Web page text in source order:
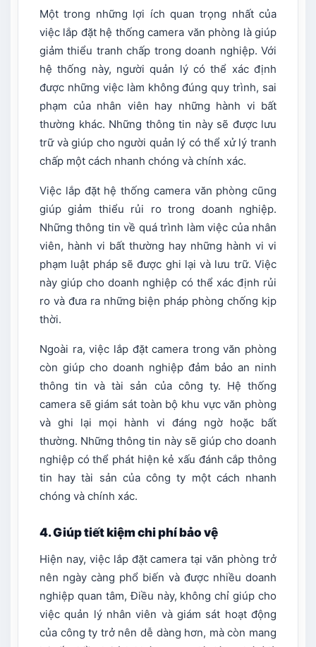
Một trong những lợi ích quan trọng nhất của
việc lắp đặt hệ thống camera văn phòng là giúp
giảm thiểu tranh chấp trong doanh nghiệp. Với
hệ thống này, người quản lý có thể xác định
được những việc làm không đúng quy trình, sai
phạm của nhân viên hay những hành vi bất
thường khác. Những thông tin này sẽ được lưu
trữ và giúp cho người quản lý có thể xử lý tranh
chấp một cách nhanh chóng và chính xác.
Việc lắp đặt hệ thống camera văn phòng cũng
giúp giảm thiểu rủi ro trong doanh nghiệp.
Những thông tin về quá trình làm việc của nhân
viên, hành vi bất thường hay những hành vi vi
phạm luật pháp sẽ được ghi lại và lưu trữ. Việc
này giúp cho doanh nghiệp có thể xác định rủi
ro và đưa ra những biện pháp phòng chống kịp
thời.
Ngoài ra, việc lắp đặt camera trong văn phòng
còn giúp cho doanh nghiệp đảm bảo an ninh
thông tin và tài sản của công ty. Hệ thống
camera sẽ giám sát toàn bộ khu vực văn phòng
và ghi lại mọi hành vi đáng ngờ hoặc bất
thường. Những thông tin này sẽ giúp cho doanh
nghiệp có thể phát hiện kẻ xấu đánh cắp thông
tin hay tài sản của công ty một cách nhanh
chóng và chính xác.
4. Giúp tiết kiệm chi phí bảo vệ
Hiện nay, việc lắp đặt camera tại văn phòng trở
nên ngày càng phổ biến và được nhiều doanh
nghiệp quan tâm, Điều này, không chỉ giúp cho
việc quản lý nhân viên và giám sát hoạt động
của công ty trở nên dễ dàng hơn, mà còn mang